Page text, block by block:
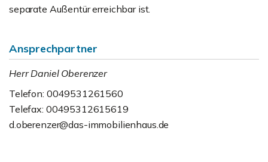
separate Außentür erreichbar ist.
Ansprechpartner
Herr Daniel Oberenzer
Telefon: 0049531261560
Telefax: 00495312615619
d.oberenzer@das-immobilienhaus.de